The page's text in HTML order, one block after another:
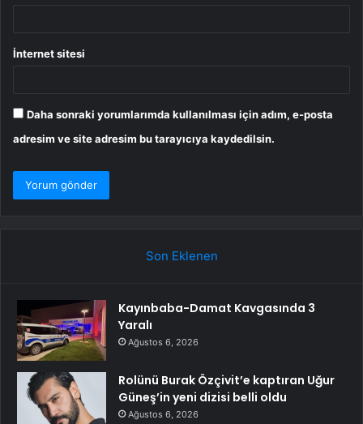
İnternet sitesi
Daha sonraki yorumlarımda kullanılması için adım, e-posta
adresim ve site adresim bu tarayıcıya kaydedilsin.
Son Eklenen
Kayınbaba-Damat Kavgasında 3
Yaralı
Ağustos 6, 2026
Rolünü Burak Özçivit’e kaptıran Uğur
Güneş’in yeni dizisi belli oldu
Ağustos 6, 2026